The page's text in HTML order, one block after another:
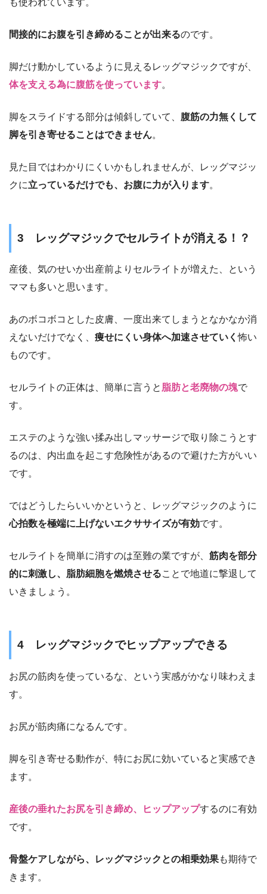
間接的にお腹を引き締めることが出来るのです。
脚だけ動かしているように見えるレッグマジックですが、
体を支える為に腹筋を使っています。
脚をスライドする部分は傾斜していて、 腹筋の力無くして
脚を引き寄せることはできません。
見た目ではわかりにくいかもしれませんが、レッグマジッ
クに立っているだけでも、お腹に力が入ります。
3 レッグマジックでセルライトが消える！？
産後、気のせいか出産前よりセルライトが増えた、という
ママも多いと思います。
あのボコボコとした皮膚、一度出来てしまうとなかなか消
えないだけでなく、 痩せにくい身体へ加速させていく怖い
ものです。
セルライトの正体は、簡単に言うと 脂肪と老廃物の塊で
す。
エステのような強い揉み出しマッサージで取り除こうとす
るのは、内出血を起こす危険性があるので避けた方がいい
です。
ではどうしたらいいかというと、レッグマジックのように
心拍数を極端に上げないエクササイズが有効です。
セルライトを簡単に消すのは至難の業ですが、 筋肉を部分
的に刺激し、脂肪細胞を燃焼させることで地道に撃退して
いきましょう。
4 レッグマジックでヒップアップできる
お尻の筋肉を使っているな、という実感がかなり味わえま
す。
お尻が筋肉痛になるんです。
脚を引き寄せる動作が、特にお尻に効いていると実感でき
ます。
産後の垂れたお尻を引き締め、ヒップアップするのに有効
です。
骨盤ケアしながら、レッグマジックとの相乗効果も期待で
きます。